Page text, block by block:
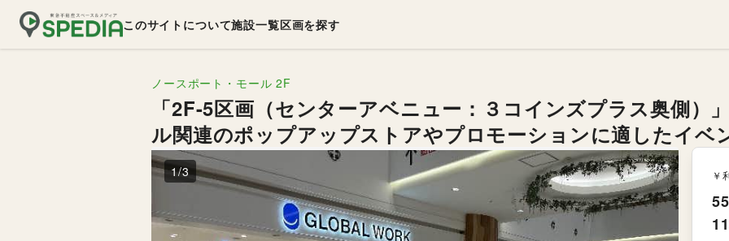
このサイトについて施設一覧区画を探す
ノースポート・モール 2F
「2F-5区画（センターアベニュー：３コインズプラス奥側）
ル関連のポップアップストアやプロモーションに適したイベ
1/3 ￥